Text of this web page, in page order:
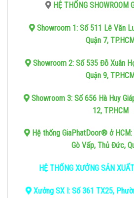
HỆ THỐNG SHOWROOM
Showroom 1: Số 511 Lê Văn
Quận 7, TP.HCM
Showroom 2: Số 535 Đỗ Xuân
Quận 9, TP.HCM
Showroom 3: Số 656 Hà Huy
12, TP.HCM
Hệ thống GiaPhatDoor® ở HCM:
Gò Vấp, Thủ Đức,
HỆ THỐNG XƯỞNG SẢN
Xưởng SX I: Số 361 TX25,